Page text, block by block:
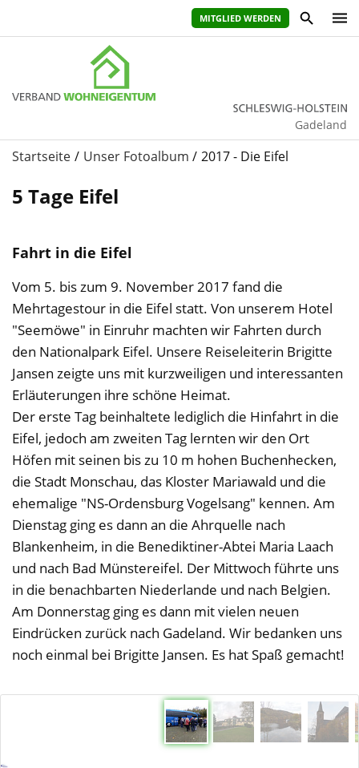
MITGLIED WERDEN
Gadeland
Startseite Unser Fotoalbum 2017 - Die Eifel
5 Tage Eifel
Fahrt in die Eifel
Vom 5. bis zum 9. November 2017 fand die
Mehrtagestour in die Eifel statt. Von unserem Hotel
"Seemöwe" in Einruhr machten wir Fahrten durch
den Nationalpark Eifel. Unsere Reiseleiterin Brigitte
Jansen zeigte uns mit kurzweiligen und interessanten
Erläuterungen ihre schöne Heimat.
Der erste Tag beinhaltete lediglich die Hinfahrt in die
Eifel, jedoch am zweiten Tag lernten wir den Ort
Höfen mit seinen bis zu 10 m hohen Buchenhecken,
die Stadt Monschau, das Kloster Mariawald und die
ehemalige "NS-Ordensburg Vogelsang" kennen. Am
Dienstag ging es dann an die Ahrquelle nach
Blankenheim, in die Benediktiner-Abtei Maria Laach
und nach Bad Münstereifel. Der Mittwoch führte uns
in die benachbarten Niederlande und nach Belgien.
Am Donnerstag ging es dann mit vielen neuen
Eindrücken zurück nach Gadeland. Wir bedanken uns
noch einmal bei Brigitte Jansen. Es hat Spaß gemacht!